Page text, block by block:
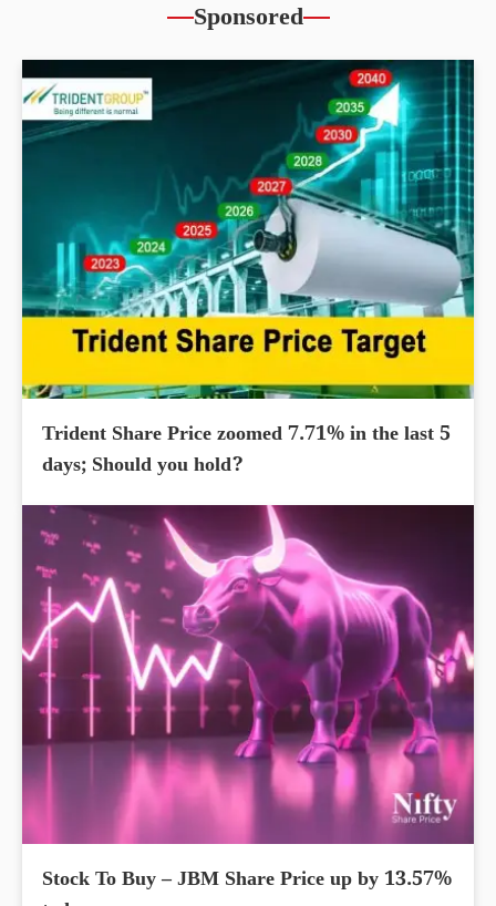
Sponsored
Trident Share Price zoomed 7.71% in the last 5
days; Should you hold?
Stock To Buy – JBM Share Price up by 13.57%